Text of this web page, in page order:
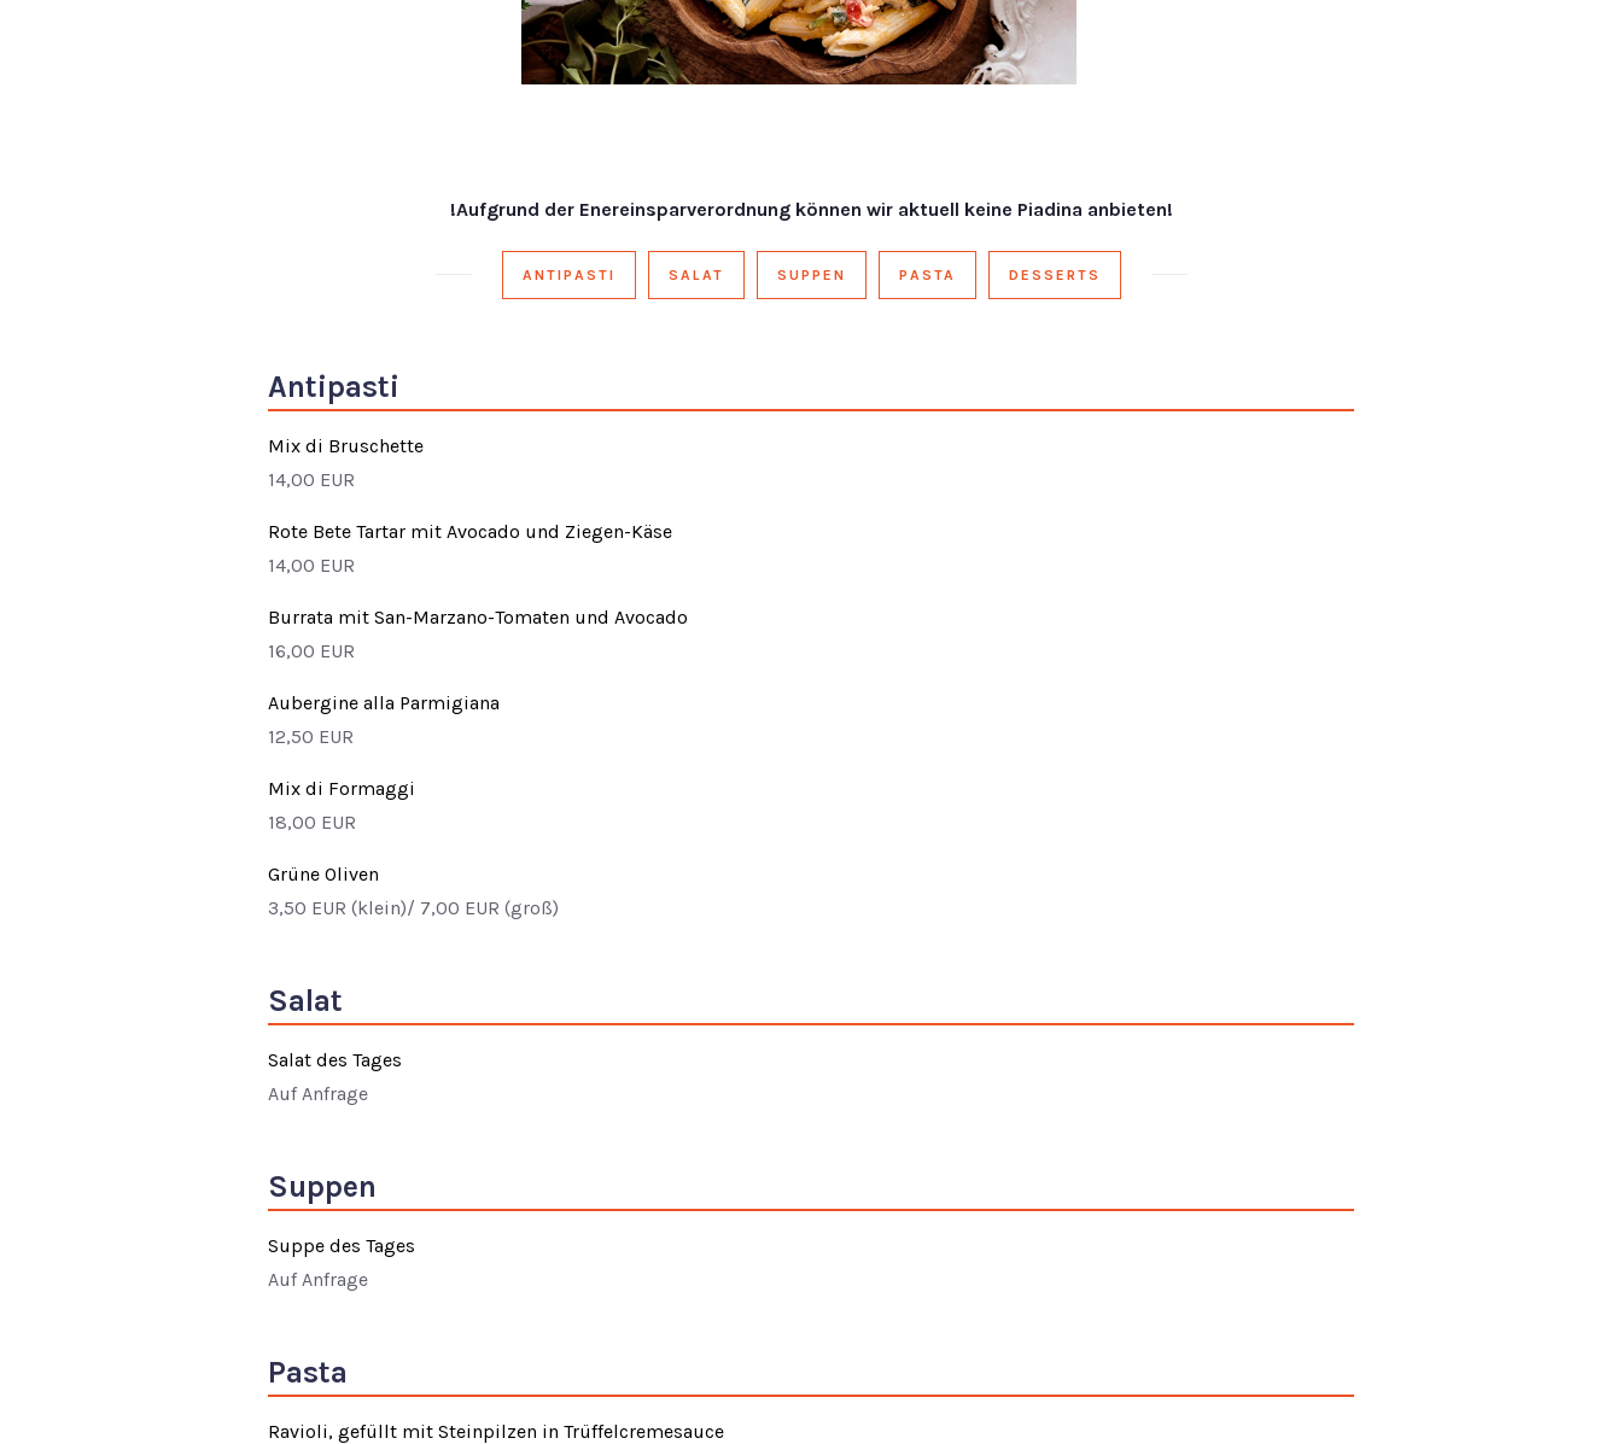
!Aufgrund der Enereinsparverordnung können wir aktuell keine Piadina anbieten!
ANTIPASTI SALAT SUPPEN PASTA DESSERTS
Antipasti
Mix di Bruschette
14,00 EUR
Rote Bete Tartar mit Avocado und Ziegen-Käse
14,00 EUR
Burrata mit San-Marzano-Tomaten und Avocado
16,00 EUR
Aubergine alla Parmigiana
12,50 EUR
Mix di Formaggi
18,00 EUR
Grüne Oliven
3,50 EUR (klein)/ 7,00 EUR (groß)
Salat
Salat des Tages
Auf Anfrage
Suppen
Suppe des Tages
Auf Anfrage
Pasta
Ravioli, gefüllt mit Steinpilzen in Trüffelcremesauce